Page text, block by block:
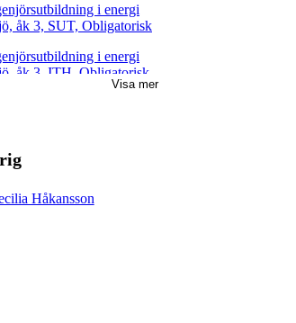
i energi
åk 3, SUT, Obligatorisk
i energi
åk 3, ITH, Obligatorisk
i energi
åk 3, MES, Obligatorisk
i energi
åk 3, ELP, Obligatorisk
Visa mer
Håkansson